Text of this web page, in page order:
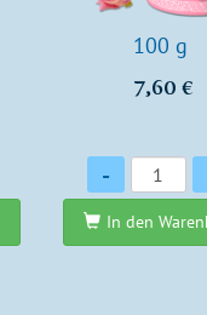
100 g
7,60 €
Anzahl
-
In den